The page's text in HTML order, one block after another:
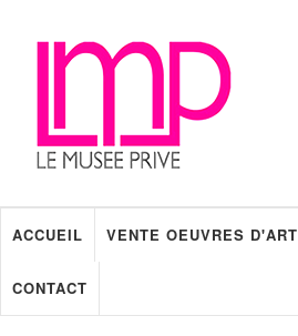
ACCUEIL VENTE OEUVRES D'ART
CONTACT